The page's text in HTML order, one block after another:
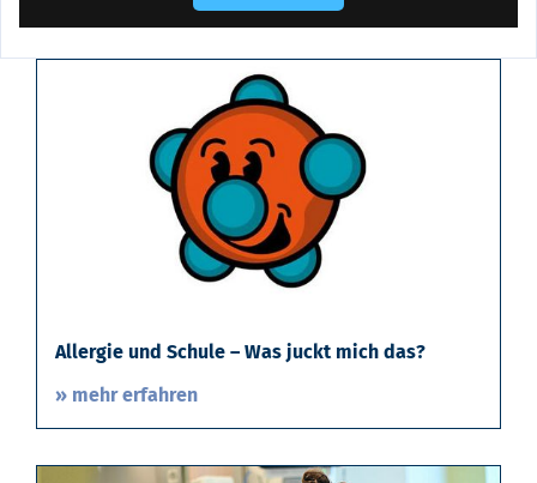
Allergie und Schule – Was juckt mich das?
» mehr erfahren